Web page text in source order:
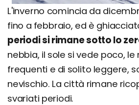
L'inverno comincia da
fino a febbraio, ed è
periodi si rimane sotto lo
nebbia, il sole si vede poco,
frequenti e di solito leggere,
nevischio. La città rimane
svariati periodi.